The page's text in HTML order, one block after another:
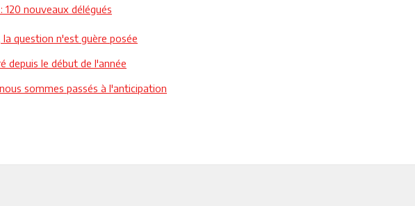
120 nouveaux délégués
la question n'est guère posée
depuis le début de l'année
sommes passés à l'anticipation